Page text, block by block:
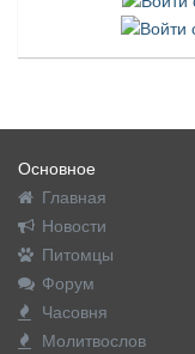
Основное
Главная
Новости
Питомцы
Форум
Часовня
Молитвослов